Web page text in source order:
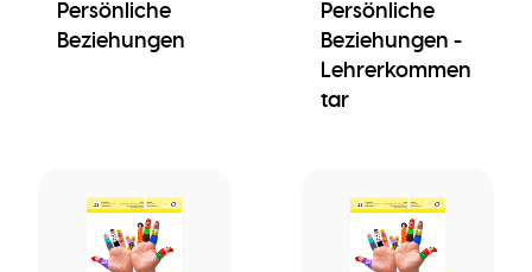
Persönliche
Beziehungen
Persönliche
Beziehungen -
Lehrerkommen
tar